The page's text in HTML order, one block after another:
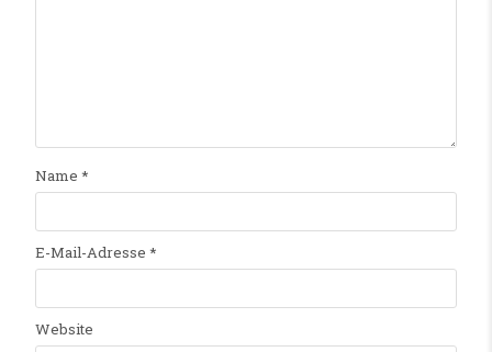
Name *
E-Mail-Adresse *
Website